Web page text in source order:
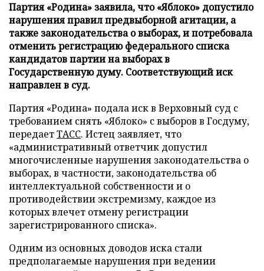
Партия «Родина» заявила, что «Яблоко» допустило
нарушения правил предвыборной агитации, а
также законодательства о выборах, и потребовала
отменить регистрацию федерального списка
кандидатов партии на выборах в
Государственную думу. Соответствующий иск
направлен в суд.
Партия «Родина» подала иск в Верховный суд с
требованием снять «Яблоко» с выборов в Госдуму,
передаетТАСС. Истец заявляет, что
«административный ответчик допустил
многочисленные нарушения законодательства о
выборах, в частности, законодательства об
интеллектуальной собственности и о
противодействии экстремизму, каждое из
которых влечет отмену регистрации
зарегистрированного списка».
Одним из основных доводов иска стали
предполагаемые нарушения при ведении